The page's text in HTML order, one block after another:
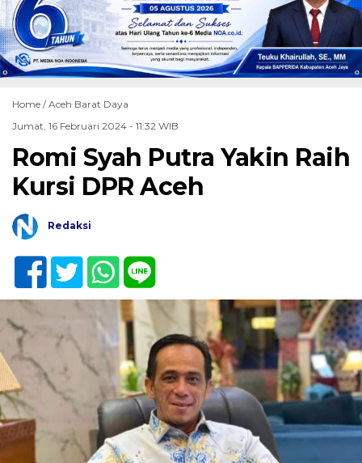
Home /Aceh Barat Daya
Jumat, 16 Februari 2024 - 11:32 WIB
Romi Syah Putra Yakin Raih
Kursi DPR Aceh
Redaksi